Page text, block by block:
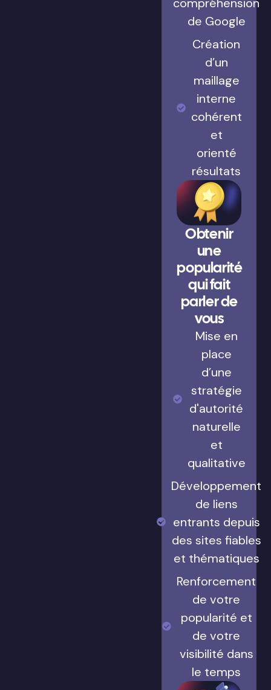
de Google
Création
d’un
maillage
interne
cohérent
et
orienté
résultats
Obtenir
une
popularité
qui fait
parler de
vous
Mise en
place
d’une
stratégie
d'autorité
naturelle
et
qualitative
Développement
de liens
entrants depuis
des sites fiables
et thématiques
Renforcement
de votre
popularité et
de votre
visibilité dans
le temps